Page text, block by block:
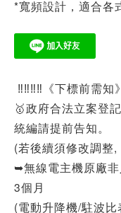
*寬頻設計，適合各
‼‼‼‼《下標前需知
🥇政府合法立案登
統編請提前告知。
(若後續須修改調整
➥無線電主機原廠
3個月
(電動升降機/駐波